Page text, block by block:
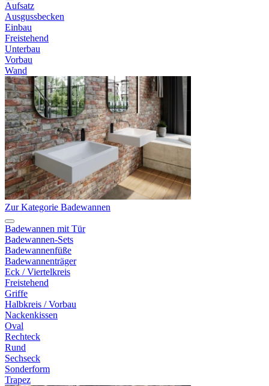
Aufsatz
Ausgussbecken
Einbau
Freistehend
Unterbau
Vorbau
Wand
Zur Kategorie Badewannen
Badewannen mit Tür
Badewannen-Sets
Badewannenfüße
Badewannenträger
Eck / Viertelkreis
Freistehend
Griffe
Halbkreis / Vorbau
Nackenkissen
Oval
Rechteck
Rund
Sechseck
Sonderform
Trapez